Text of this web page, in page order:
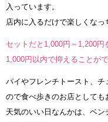
入っています。
店内に入るだけで楽しくな
セットだと1,000円～1,200
1,000円以内で抑えることが
パイやフレンチトースト、
ので食べ歩きのお店として
天気のいい日なんかは、ベ